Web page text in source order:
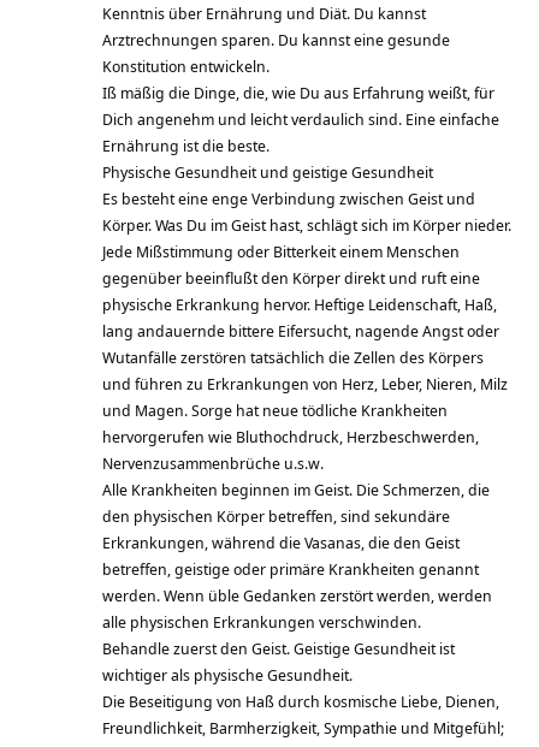
Kenntnis über Ernährung und Diät. Du kannst
Arztrechnungen sparen. Du kannst eine gesunde
Konstitution entwickeln.
Iß mäßig die Dinge, die, wie Du aus Erfahrung weißt, für
Dich angenehm und leicht verdaulich sind. Eine einfache
Ernährung ist die beste.
Physische Gesundheit und geistige Gesundheit
Es besteht eine enge Verbindung zwischen Geist und
Körper. Was Du im Geist hast, schlägt sich im Körper nieder.
Jede Mißstimmung oder Bitterkeit einem Menschen
gegenüber beeinflußt den Körper direkt und ruft eine
physische Erkrankung hervor. Heftige Leidenschaft, Haß,
lang andauernde bittere Eifersucht, nagende Angst oder
Wutanfälle zerstören tatsächlich die Zellen des Körpers
und führen zu Erkrankungen von Herz, Leber, Nieren, Milz
und Magen. Sorge hat neue tödliche Krankheiten
hervorgerufen wie Bluthochdruck, Herzbeschwerden,
Nervenzusammenbrüche u.s.w.
Alle Krankheiten beginnen im Geist. Die Schmerzen, die
den physischen Körper betreffen, sind sekundäre
Erkrankungen, während die Vasanas, die den Geist
betreffen, geistige oder primäre Krankheiten genannt
werden. Wenn üble Gedanken zerstört werden, werden
alle physischen Erkrankungen verschwinden.
Behandle zuerst den Geist. Geistige Gesundheit ist
wichtiger als physische Gesundheit.
Die Beseitigung von Haß durch kosmische Liebe, Dienen,
Freundlichkeit, Barmherzigkeit, Sympathie und Mitgefühl;